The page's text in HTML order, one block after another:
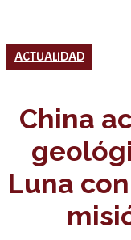
ACTUALIDAD
China
Luna